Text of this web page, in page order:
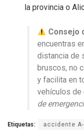
la provincia o
Consejo
encuentras
distancia de
bruscos, no
y facilita en
vehículos de
de
Etiquetas: accidente